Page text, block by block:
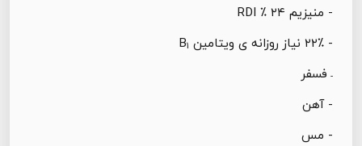
- منیزیم ۲۴ ٪ RDI
- ۲۲٪ نیاز روزانه ی ویتامین B
1
- فسفر
- آهن
- مس